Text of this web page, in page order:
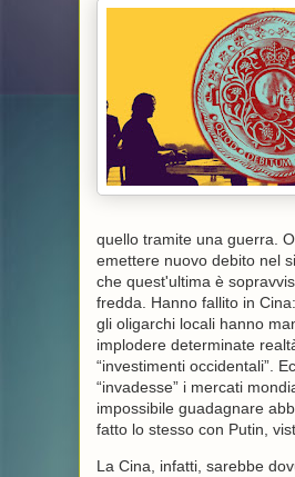
quello tramite una guerra.
emettere nuovo debito nel
che quest'ultima è
fredda. Hanno fallito in
gli oligarchi locali hanno
implodere determinate
“investimenti occidentali”.
“invadesse” i mercati
impossibile guadagnare
fatto lo stesso con Putin,
La Cina, infatti, sarebbe